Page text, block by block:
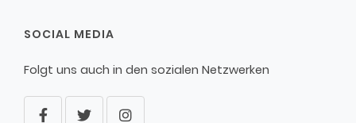
SOCIAL MEDIA
Folgt uns auch in den sozialen Netzwerken